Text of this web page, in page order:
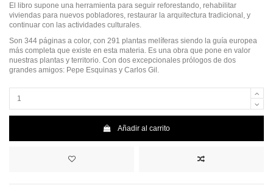
El libro supone una herramienta para seguir reforestando, rehabilitar
viviendas para nuevos pobladores, restaurar la arquitectura tradicional, y
continuar con las actividades culturales.
Son 344 páginas a color, con 291 plantas melíferas siendo la guía europea
más completa que existe en esta materia. Es una obra que pone en valor
nuestras plantas y territorio. Con dos excepcionales prólogos de dos
grandes amigos: Pepe Esquinas y Carlos Gil.
Añadir al carrito